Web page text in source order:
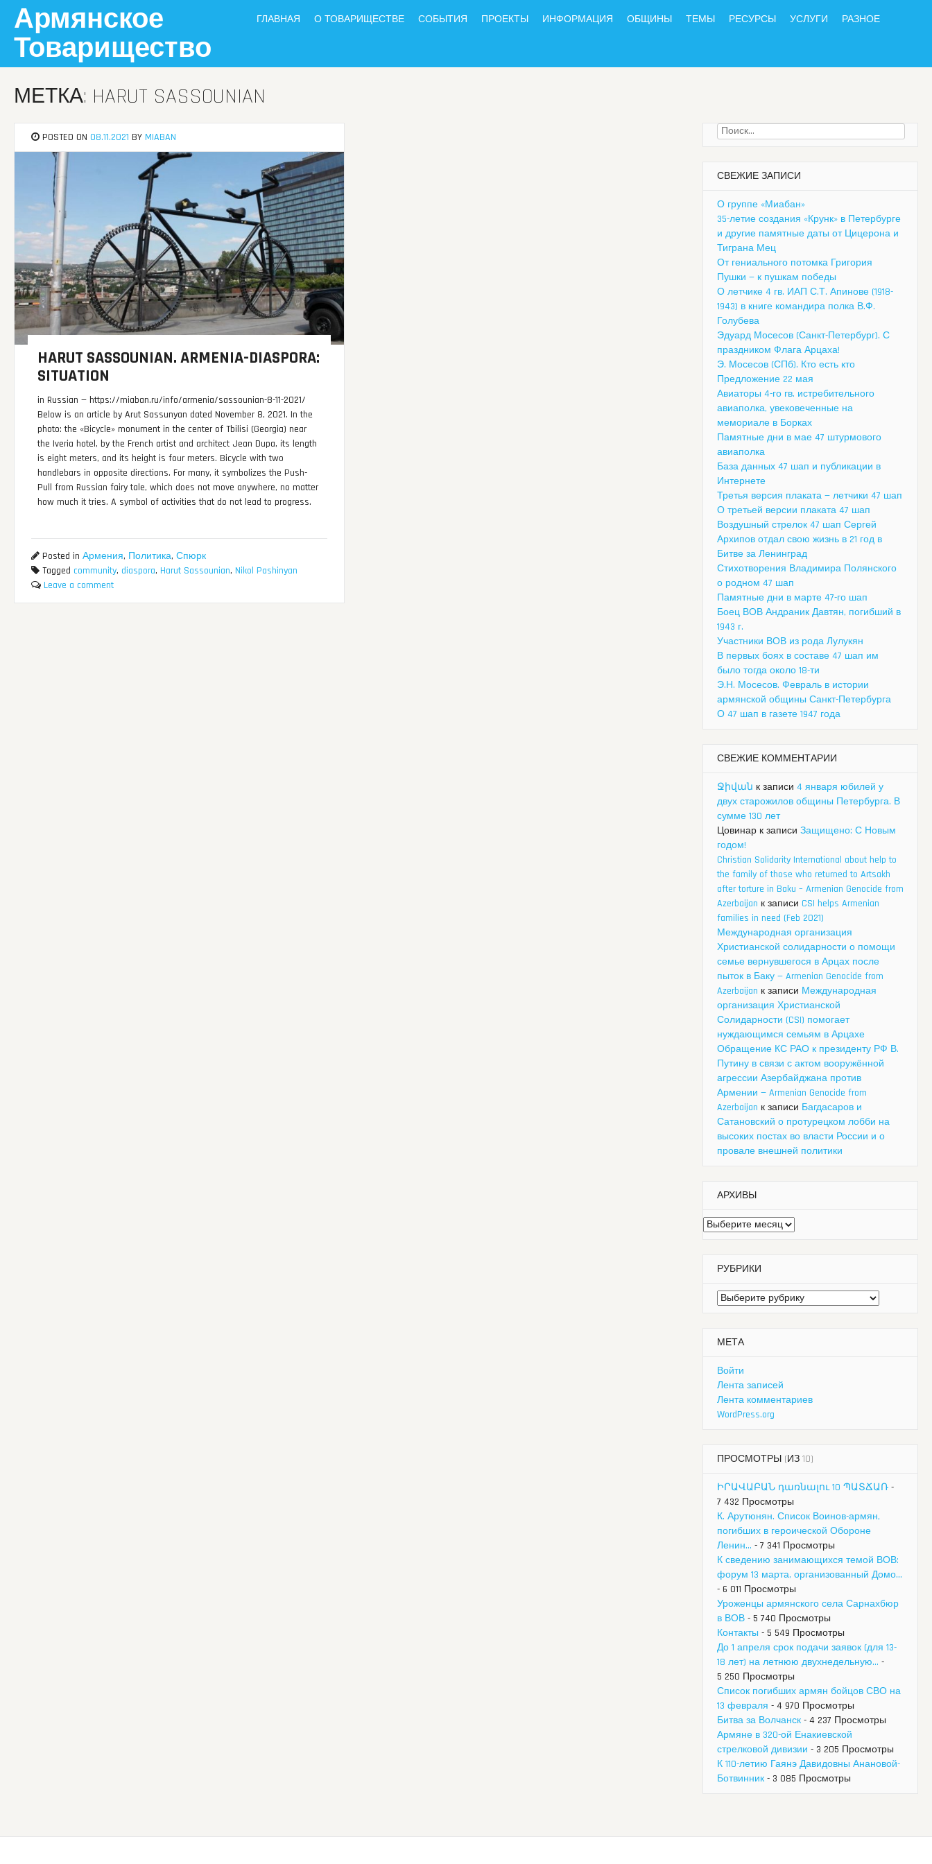
content
Армянское
Товарищество
ГЛАВНАЯ О ТОВАРИЩЕСТВЕ СОБЫТИЯ ПРОЕКТЫ ИНФОРМАЦИЯ ОБЩИНЫ ТЕМЫ РЕСУРСЫ УСЛУГИ РАЗНОЕ
МЕТКА: HARUT SASSOUNIAN
POSTED ON 08.11.2021 BY MIABAN
HARUT SASSOUNIAN. ARMENIA-DIASPORA:
SITUATION
in Russian — https://miaban.ru/info/armenia/sassounian-8-11-2021/
Below is an article by Arut Sassunyan dated November 8, 2021. In the
photo: the «Bicycle» monument in the center of Tbilisi (Georgia) near
the Iveria hotel, by the French artist and architect Jean Dupa, its length
is eight meters, and its height is four meters. Bicycle with two
handlebars in opposite directions. For many, it symbolizes the Push-
Pull from Russian fairy tale, which does not move anywhere, no matter
how much it tries. A symbol of activities that do not lead to progress.
Posted in Армения, Политика, Спюрк
Tagged community, diaspora, Harut Sassounian, Nikol Pashinyan
Leave a comment
Найти:
СВЕЖИЕ ЗАПИСИ
О группе «Миабан»
35-летие создания «Крунк» в Петербурге
и другие памятные даты от Цицерона и
Тиграна Мец
От гениального потомка Григория
Пушки — к пушкам победы
О летчике 4 гв. ИАП С.Т. Апинове (1918-
1943) в книге командира полка В.Ф.
Голубева
Эдуард Мосесов (Санкт-Петербург). С
праздником Флага Арцаха!
Э. Мосесов (СПб). Кто есть кто
Предложение 22 мая
Авиаторы 4-го гв. истребительного
авиаполка, увековеченные на
мемориале в Борках
Памятные дни в мае 47 штурмового
авиаполка
База данных 47 шап и публикации в
Интернете
Третья версия плаката — летчики 47 шап
О третьей версии плаката 47 шап
Воздушный стрелок 47 шап Сергей
Архипов отдал свою жизнь в 21 год в
Битве за Ленинград
Стихотворения Владимира Полянского
о родном 47 шап
Памятные дни в марте 47-го шап
Боец ВОВ Андраник Давтян, погибший в
1943 г.
Участники ВОВ из рода Лулукян
В первых боях в составе 47 шап им
было тогда около 18-ти
Э.Н. Мосесов. Февраль в истории
армянской общины Санкт-Петербурга
О 47 шап в газете 1947 года
СВЕЖИЕ КОММЕНТАРИИ
Ջիվան к записи 4 января юбилей у
двух старожилов общины Петербурга. В
сумме 130 лет
Цовинар к записи Защищено: С Новым
годом!
Christian Solidarity International about help to
the family of those who returned to Artsakh
after torture in Baku – Armenian Genocide from
Azerbaijan к записи CSI helps Armenian
families in need (Feb 2021)
Международная организация
Христианской солидарности о помощи
семье вернувшегося в Арцах после
пыток в Баку — Armenian Genocide from
Azerbaijan к записи Международная
организация Христианской
Солидарности (CSI) помогает
нуждающимся семьям в Арцахе
Обращение КС РАО к президенту РФ В.
Путину в связи с актом вооружённой
агрессии Азербайджана против
Армении — Armenian Genocide from
Azerbaijan к записи Багдасаров и
Сатановский о протурецком лобби на
высоких постах во власти России и о
провале внешней политики
АРХИВЫ
Архивы
РУБРИКИ
Рубрики
МЕТА
Войти
Лента записей
Лента комментариев
WordPress.org
ПРОСМОТРЫ (ИЗ 10)
ԻՐԱՎԱԲԱՆ դառնալու 10 ՊԱՏՃԱՌ -
7 432 Просмотры
К. Арутюнян. Список Воинов-армян,
погибших в героической Обороне
Ленин... - 7 341 Просмотры
К сведению занимающихся темой ВОВ:
форум 13 марта, организованный Домо...
- 6 011 Просмотры
Уроженцы армянского села Сарнахбюр
в ВОВ - 5 740 Просмотры
Контакты - 5 549 Просмотры
До 1 апреля срок подачи заявок (для 13-
18 лет) на летнюю двухнедельную... -
5 250 Просмотры
Список погибших армян бойцов СВО на
13 февраля - 4 970 Просмотры
Битва за Волчанск - 4 237 Просмотры
Армяне в 320-ой Енакиевской
стрелковой дивизии - 3 205 Просмотры
К 110-летию Гаянэ Давидовны Анановой-
Ботвинник - 3 085 Просмотры